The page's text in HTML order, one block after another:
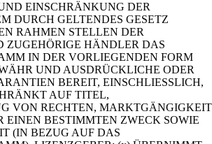
EINSCHRÄNKUNG DER
DURCH GELTENDES GESETZ
RAHMEN STELLEN DER
ZUGEHÖRIGE HÄNDLER DAS
IN DER VORLIEGENDEN FORM
UND AUSDRÜCKLICHE ODER
BEREIT, EINSCHLIESSLICH,
AUF TITEL,
VON RECHTEN, MARKTGÄNGIGKEIT
EINEN BESTIMMTEN ZWECK SOWIE
(IN BEZUG AUF DAS